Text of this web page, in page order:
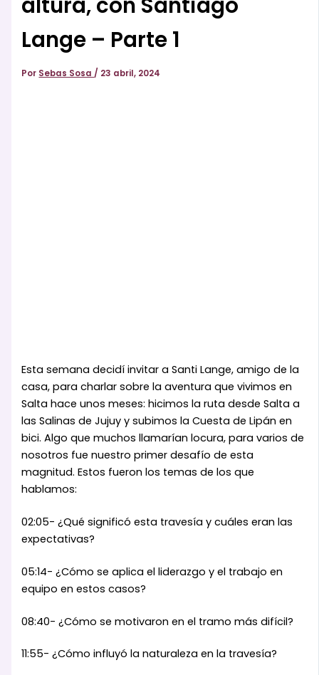
Lange – Parte 1
Por Sebas Sosa/ 23 abril, 2024
Esta semana decidí invitar a Santi Lange, amigo de la
casa, para charlar sobre la aventura que vivimos en
Salta hace unos meses: hicimos la ruta desde Salta a
las Salinas de Jujuy y subimos la Cuesta de Lipán en
bici. Algo que muchos llamarían locura, para varios de
nosotros fue nuestro primer desafío de esta
magnitud. Estos fueron los temas de los que
hablamos:
02:05- ¿Qué significó esta travesía y cuáles eran las
expectativas?
05:14- ¿Cómo se aplica el liderazgo y el trabajo en
equipo en estos casos?
08:40- ¿Cómo se motivaron en el tramo más difícil?
11:55- ¿Cómo influyó la naturaleza en la travesía?